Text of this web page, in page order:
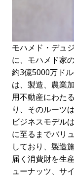
モハメド・デュ
に、モハメド家
約3億5000万ド
は、製造、農業
用不動産にわた
り、そのルーツ
ビジネスモデル
に至るまでバリ
しており、製造
届く消費財を生
ューナッツ、サ